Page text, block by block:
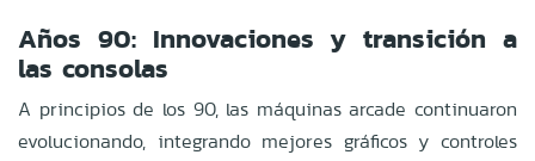
Años 90: Innovaciones y transición a
las consolas
A principios de los 90, las máquinas arcade continuaron
evolucionando, integrando mejores gráficos y controles